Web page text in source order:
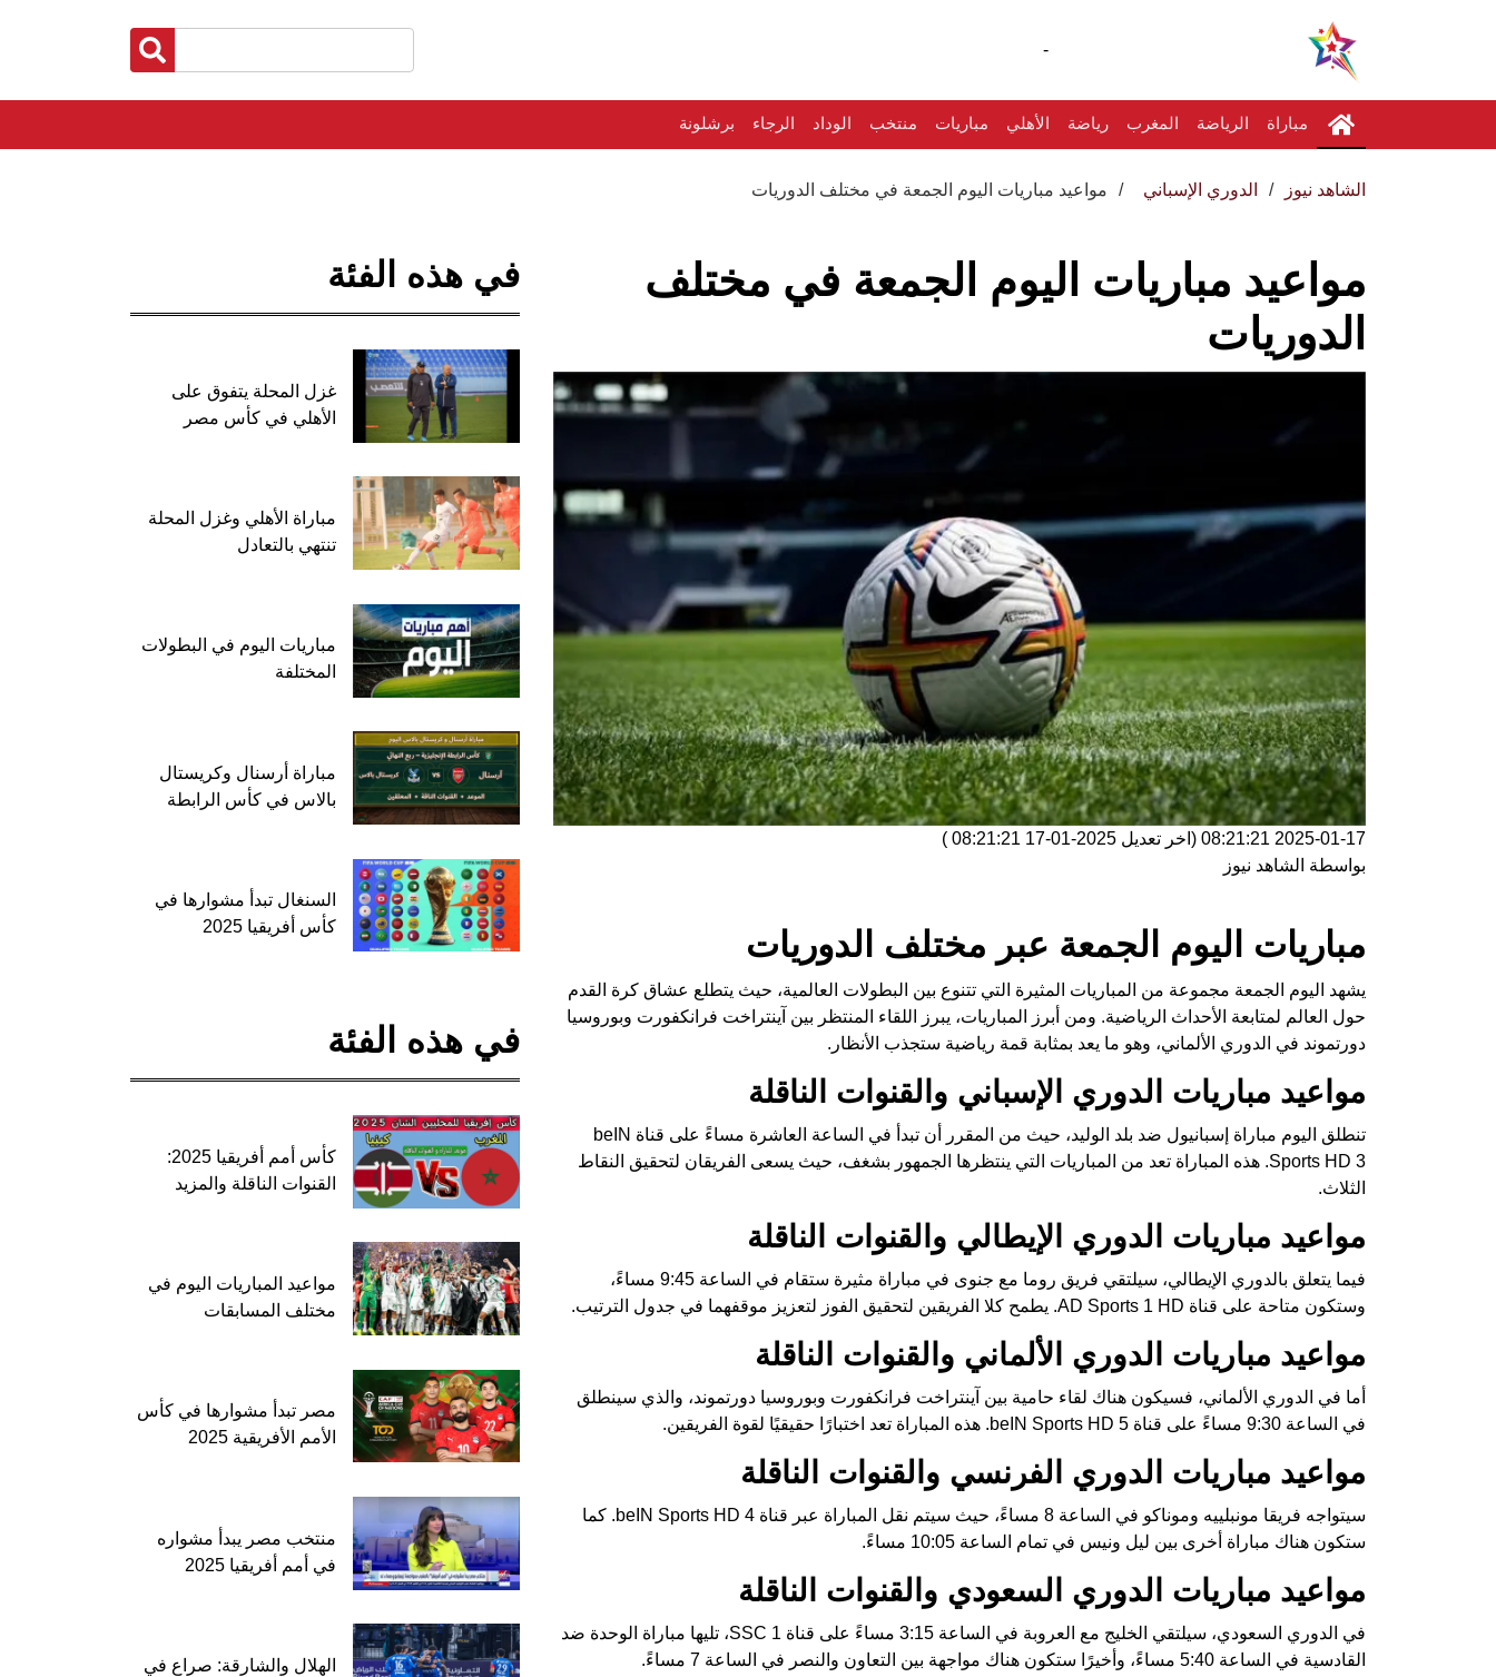
-
مباراة الرياضة المغرب رياضة الأهلي مباريات منتخب الوداد الرجاء برشلونة
الشاهد نيوز الدوري الإسباني مواعيد مباريات اليوم الجمعة في مختلف الدوريات
مواعيد مباريات اليوم الجمعة في مختلف
الدوريات
2025-01-17 08:21:21 (اخر تعديل 2025-01-17 08:21:21
)
بواسطة الشاهد نيوز
مباريات اليوم الجمعة عبر مختلف الدوريات
يشهد اليوم الجمعة مجموعة من المباريات المثيرة التي تتنوع بين البطولات العالمية، حيث يتطلع عشاق كرة القدم
حول العالم لمتابعة الأحداث الرياضية. ومن أبرز المباريات، يبرز اللقاء المنتظر بين آينتراخت فرانكفورت وبوروسيا
دورتموند في الدوري الألماني، وهو ما يعد بمثابة قمة رياضية ستجذب الأنظار.
مواعيد مباريات الدوري الإسباني والقنوات الناقلة
تنطلق اليوم مباراة إسبانيول ضد بلد الوليد، حيث من المقرر أن تبدأ في الساعة العاشرة مساءً على قناة beIN
Sports HD 3. هذه المباراة تعد من المباريات التي ينتظرها الجمهور بشغف، حيث يسعى الفريقان لتحقيق النقاط
الثلاث.
مواعيد مباريات الدوري الإيطالي والقنوات الناقلة
فيما يتعلق بالدوري الإيطالي، سيلتقي فريق روما مع جنوى في مباراة مثيرة ستقام في الساعة 9:45 مساءً،
وستكون متاحة على قناة AD Sports 1 HD. يطمح كلا الفريقين لتحقيق الفوز لتعزيز موقفهما في جدول الترتيب.
مواعيد مباريات الدوري الألماني والقنوات الناقلة
أما في الدوري الألماني، فسيكون هناك لقاء حامية بين آينتراخت فرانكفورت وبوروسيا دورتموند، والذي سينطلق
في الساعة 9:30 مساءً على قناة beIN Sports HD 5. هذه المباراة تعد اختبارًا حقيقيًا لقوة الفريقين.
مواعيد مباريات الدوري الفرنسي والقنوات الناقلة
سيتواجه فريقا مونبلييه وموناكو في الساعة 8 مساءً، حيث سيتم نقل المباراة عبر قناة beIN Sports HD 4. كما
ستكون هناك مباراة أخرى بين ليل ونيس في تمام الساعة 10:05 مساءً.
مواعيد مباريات الدوري السعودي والقنوات الناقلة
في الدوري السعودي، سيلتقي الخليج مع العروبة في الساعة 3:15 مساءً على قناة SSC 1، تليها مباراة الوحدة ضد
القادسية في الساعة 5:40 مساءً، وأخيرًا ستكون هناك مواجهة بين التعاون والنصر في الساعة 7 مساءً.
في هذه الفئة
غزل المحلة يتفوق على
الأهلي في كأس مصر
مباراة الأهلي وغزل المحلة
تنتهي بالتعادل
مباريات اليوم في البطولات
المختلفة
مباراة أرسنال وكريستال
بالاس في كأس الرابطة
السنغال تبدأ مشوارها في
كأس أفريقيا 2025
في هذه الفئة
كأس أمم أفريقيا 2025:
القنوات الناقلة والمزيد
مواعيد المباريات اليوم في
مختلف المسابقات
مصر تبدأ مشوارها في كأس
الأمم الأفريقية 2025
منتخب مصر يبدأ مشواره
في أمم أفريقيا 2025
الهلال والشارقة: صراع في